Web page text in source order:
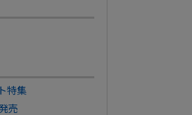
特集
売